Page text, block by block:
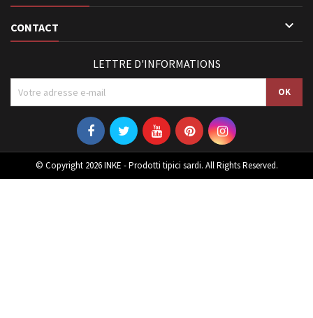
CONTACT 
LETTRE D'INFORMATIONS
© Copyright 2026 INKE - Prodotti tipici sardi. All Rights Reserved.